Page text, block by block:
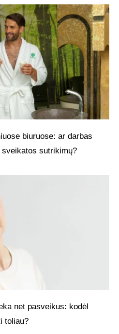
biuruose: ar darbas
sutrikimų?
net pasveikus: kodėl
toliau?